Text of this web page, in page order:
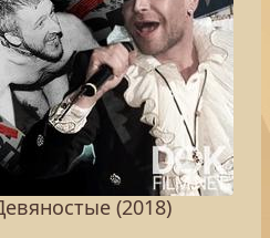
(2018)